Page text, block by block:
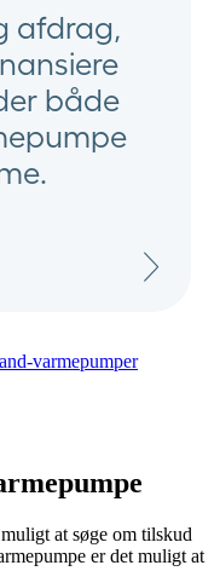
afdrag,
både
varmepumper
at søge om tilskud
er det muligt at